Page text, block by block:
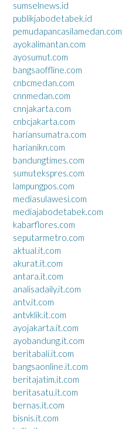
sumselnews.id
publikjabodetabek.id
pemudapancasilamedan.com
ayokalimantan.com
ayosumut.com
bangsaoffline.com
cnbcmedan.com
cnnmedan.com
cnnjakarta.com
cnbcjakarta.com
hariansumatra.com
harianikn.com
bandungtimes.com
sumutekspres.com
lampungpos.com
mediasulawesi.com
mediajabodetabek.com
kabarflores.com
seputarmetro.com
aktual.it.com
akurat.it.com
antara.it.com
analisadaily.it.com
antv.it.com
antvklik.it.com
ayojakarta.it.com
ayobandung.it.com
beritabali.it.com
bangsaonline.it.com
beritajatim.it.com
beritasatu.it.com
bernas.it.com
bisnis.it.com